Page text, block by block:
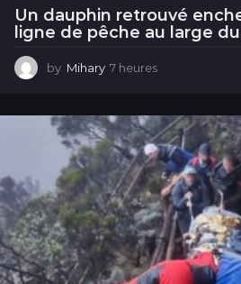
Un dauphin retrouvé
ligne de pêche au large
by Mihary 7 heures
u
r
e
s